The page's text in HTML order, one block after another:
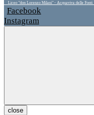
Liceo "don Lorenzo Milani" - Acquaviva delle Fonti
Facebook
Instagram
close